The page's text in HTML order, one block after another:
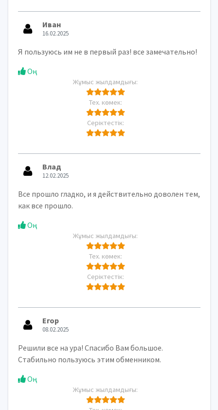
Иван
16.02.2025
Я пользуюсь им не в первый раз! все замечательно!
Оң
Жұмыс жылдамдығы:
Тех. көмек:
Серіктестік:
Влад
12.02.2025
Все прошло гладко, и я действительно доволен тем,
как все прошло.
Оң
Жұмыс жылдамдығы:
Тех. көмек:
Серіктестік:
Егор
08.02.2025
Решили все на ура! Спасибо Вам большое.
Стабильно пользуюсь этим обменником.
Оң
Жұмыс жылдамдығы: